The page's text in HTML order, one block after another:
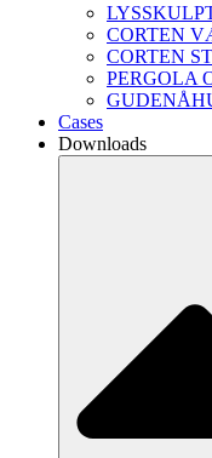
CORTEN
CORTEN
PERGOLA
Cases
Downloads